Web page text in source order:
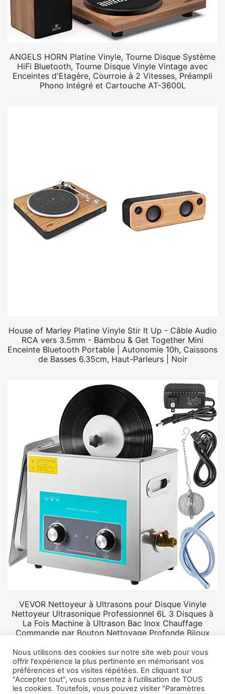
ANGELS HORN Platine Vinyle, Tourne Disque Système
HiFi Bluetooth, Tourne Disque Vinyle Vintage avec
Enceintes d'Etagère, Courroie à 2 Vitesses, Préampli
Phono Intégré et Cartouche AT-3600L
House of Marley Platine Vinyle Stir It Up - Câble Audio
RCA vers 3.5mm - Bambou & Get Together Mini
Enceinte Bluetooth Portable | Autonomie 10h, Caissons
de Basses 6.35cm, Haut-Parleurs | Noir
VEVOR Nettoyeur à Ultrasons pour Disque Vinyle
Nettoyeur Ultrasonique Professionnel 6L 3 Disques à
La Fois Machine à Ultrason Bac Inox Chauffage
Commande par Bouton Nettoyage Profonde Bijoux
Nous utilisons des cookies sur notre site web pour vous
offrir l'expérience la plus pertinente en mémorisant vos
préférences et vos visites répétées. En cliquant sur
"Accepter tout", vous consentez à l'utilisation de TOUS
les cookies. Toutefois, vous pouvez visiter "Paramètres